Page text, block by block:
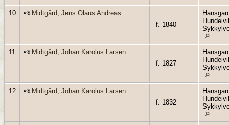
10
Midtgård, Jens Olaus Andreas
f. 1840
11
Midtgård, Johan Karolus Larsen
f. 1827
12
Midtgård, Johan Karolus Larsen
f. 1832